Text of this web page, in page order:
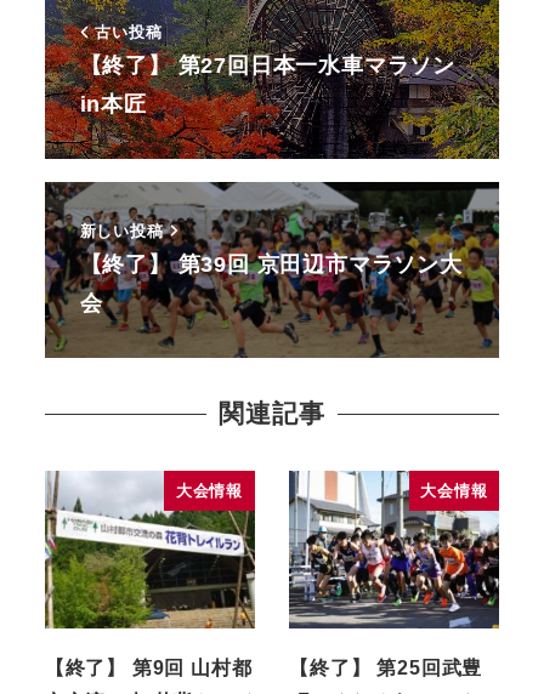
古い投稿
【終了】 第27回日本一水車マラソン
in本匠
新しい投稿
【終了】 第39回 京田辺市マラソン大
会
関連記事
大会情報
【終了】 第9回 山村都
大会情報
【終了】 第25回武豊